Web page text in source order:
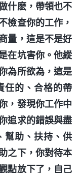
什麽，帶領也不
檢查你的工作，
量，這是不是好
在坑害你。他縱
為所欲為，這是
任的、合格的帶
，發現你工作中
追求的錯誤與盡
幫助、扶持、供
之下，你對待本
點放下了，自己